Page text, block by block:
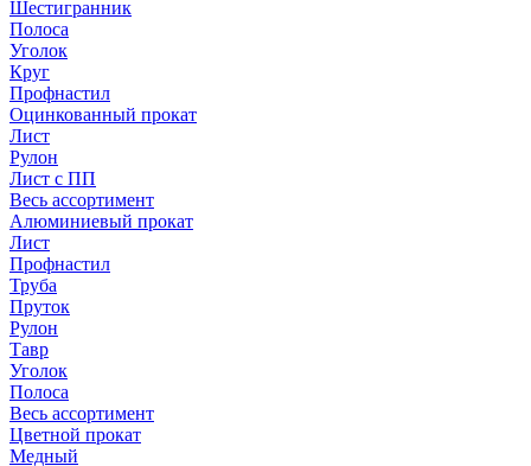
Шестигранник
Полоса
Уголок
Круг
Профнастил
Оцинкованный прокат
Лист
Рулон
Лист с ПП
Весь ассортимент
Алюминиевый прокат
Лист
Профнастил
Труба
Пруток
Рулон
Тавр
Уголок
Полоса
Весь ассортимент
Цветной прокат
Медный